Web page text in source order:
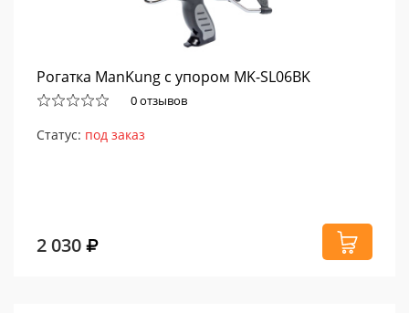
Рогатка ManKung с упором MK-SL06BK
0 отзывов
Статус: под заказ
2 030